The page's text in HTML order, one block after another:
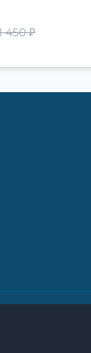
450 ₽